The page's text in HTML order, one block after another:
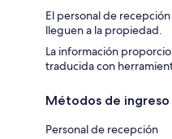
El personal de
lleguen a la propiedad.
La información
traducida con
Métodos de ingreso
Personal de recepción